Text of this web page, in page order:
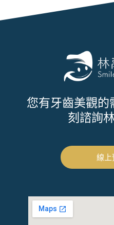
您有牙齒美觀的
刻諮詢
線上